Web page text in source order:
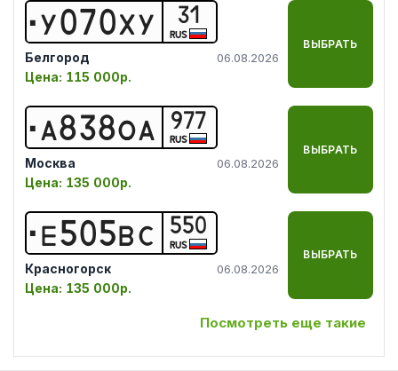
У070ХУ 31
RUS
Белгород 06.08.2026
Цена: 115 000р.
ВЫБРАТЬ
А838ОА 977
RUS
Москва 06.08.2026
Цена: 135 000р.
ВЫБРАТЬ
Е505ВС 550
RUS
Красногорск 06.08.2026
Цена: 135 000р.
ВЫБРАТЬ
Посмотреть еще такие